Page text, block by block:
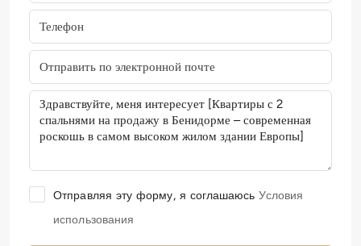
Отправляя эту форму, я соглашаюсьУсловия
использования